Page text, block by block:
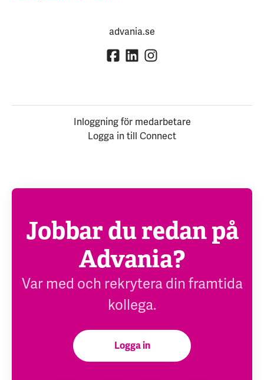
advania.se
Inloggning för medarbetare
Logga in till Connect
Jobbar du redan på
Advania?
Var med och rekrytera din framtida
kollega.
Logga in